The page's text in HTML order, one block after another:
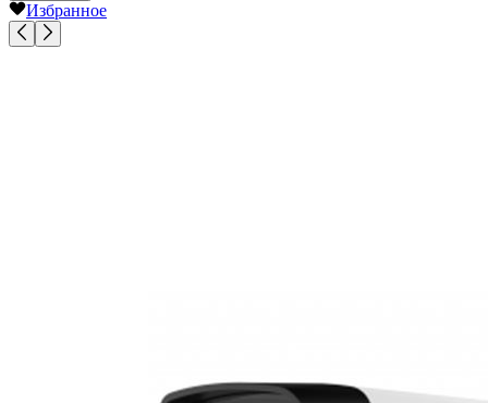
Избранное